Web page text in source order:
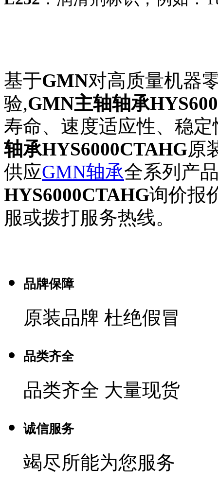
基于GMN对高质量机器
验,GMN主轴轴承
寿命、速度适应性、稳
轴承HYS6000CTAHG原
供应GMN轴承全系列产
HYS6000CTAHG询价报
服或拨打服务热线。
品牌保障
原装品牌 杜绝假冒
品类齐全
品类齐全 大量现货
诚信服务
竭尽所能为您服务